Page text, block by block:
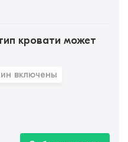
кровати может
включены